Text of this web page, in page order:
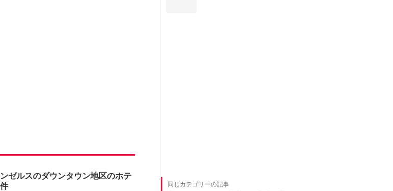
ゼルスのダウンタウン地区のホテ
同じカテゴリーの記事